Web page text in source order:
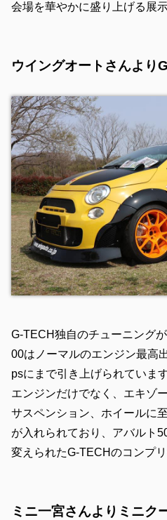
会場を華やかに盛り上げる展
ウイングオートさんより
G-TECH独自のチューニング
00はノーマルのエンジン最高
psにまで引き上げられています
エンジンだけでなく、エキゾ
サスペンション、ホイールに
が入れられており、アバルト
変えられたG-TECHのコンプ
ミニ一宮さんよりミニク